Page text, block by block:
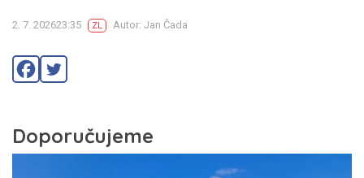
2. 7. 202623:35 ZL Autor: Jan Čada